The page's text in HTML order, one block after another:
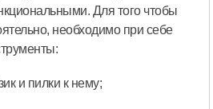
Для того чтобы
необходимо при себе
и пилки к нему;